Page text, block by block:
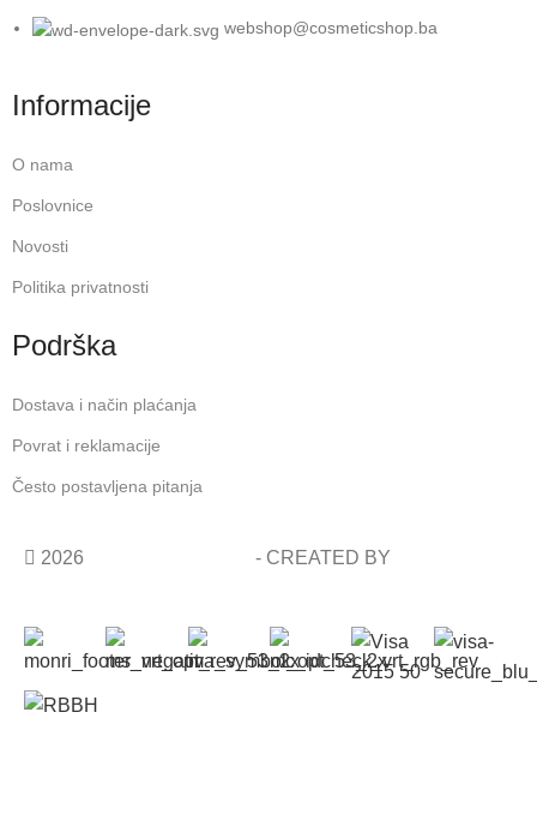
webshop@cosmeticshop.ba
Informacije
O nama
Poslovnice
Novosti
Politika privatnosti
Podrška
Dostava i način plaćanja
Povrat i reklamacije
Često postavljena pitanja
2026 COSMETIC SHOP- CREATED BY